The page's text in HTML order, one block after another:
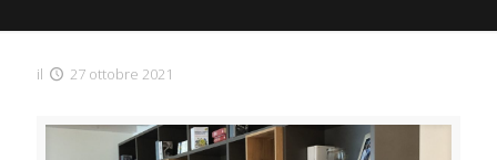
il 27 ottobre 2021